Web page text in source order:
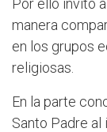
manera
en los grupos
religiosas.
En la parte
Santo Padre al